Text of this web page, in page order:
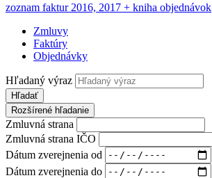
zoznam faktur 2016, 2017 + kniha objednávok
Zmluvy
Faktúry
Objednávky
Hľadaný výraz
Hľadať
Rozšírené hľadanie
Zmluvná strana
Zmluvná strana IČO
Dátum zverejnenia od
Dátum zverejnenia do